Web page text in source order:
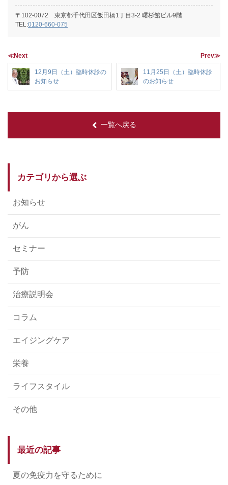
〒102-0072 東京都千代田区飯田橋1丁目3-2 曙杉館ビル9階
TEL:0120-660-075
≪Next
12月9日（土）臨時休診の
お知らせ
Prev≫
11月25日（土）臨時休診
のお知らせ
一覧へ戻る
カテゴリから選ぶ
お知らせ
がん
セミナー
予防
治療説明会
コラム
エイジングケア
栄養
ライフスタイル
その他
最近の記事
夏の免疫力を守るために